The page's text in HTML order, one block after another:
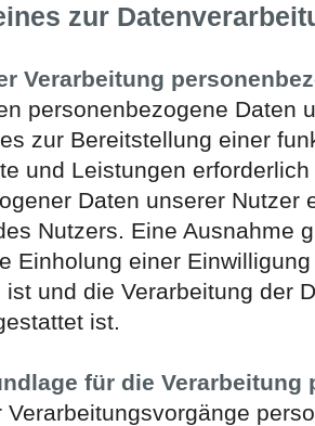
zur
Verarbeitung
personenbezogene Daten
zur Bereitstellung einer
und Leistungen
Daten unserer Nutzer
Nutzers. Eine Ausnahme
Einholung einer
und die Verarbeitung der
ist.
für die Verarbeitung
Verarbeitungsvorgänge